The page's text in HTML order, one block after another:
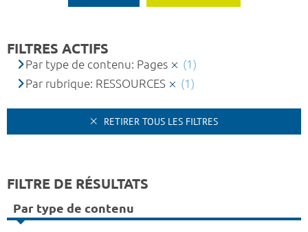
FILTRES ACTIFS
Par type de contenu: Pages
(1)
Par rubrique: RESSOURCES
(1)
RETIRER TOUS LES FILTRES
FILTRE DE RÉSULTATS
Par type de contenu